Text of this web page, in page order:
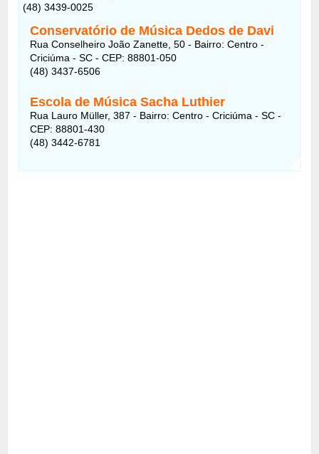
(48) 3439-0025
Conservatório de Música Dedos de Davi
Rua Conselheiro João Zanette, 50 - Bairro: Centro -
Criciúma - SC - CEP: 88801-050
(48) 3437-6506
Escola de Música Sacha Luthier
Rua Lauro Müller, 387 - Bairro: Centro - Criciúma - SC -
CEP: 88801-430
(48) 3442-6781